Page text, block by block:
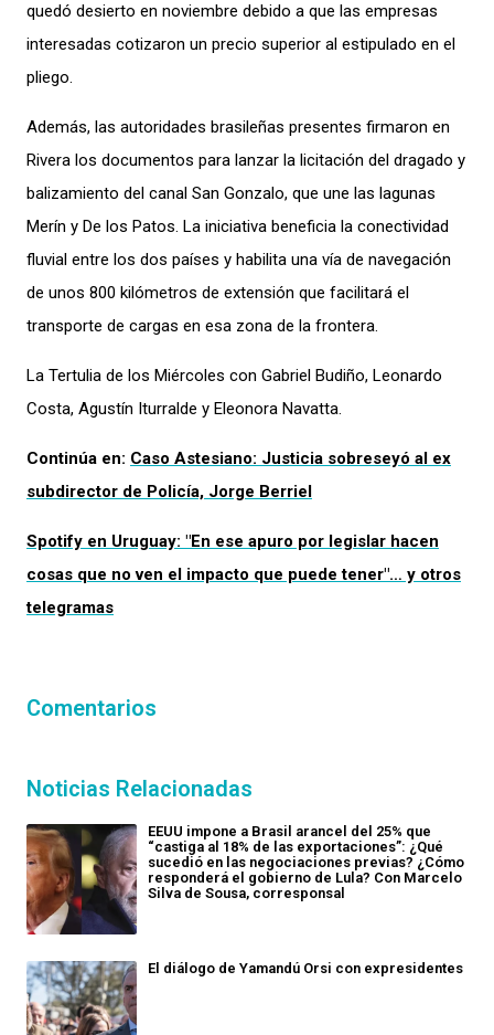
quedó desierto en noviembre debido a que las empresas
interesadas cotizaron un precio superior al estipulado en el
pliego.
Además, las autoridades brasileñas presentes firmaron en
Rivera los documentos para lanzar la licitación del dragado y
balizamiento del canal San Gonzalo, que une las lagunas
Merín y De los Patos. La iniciativa beneficia la conectividad
fluvial entre los dos países y habilita una vía de navegación
de unos 800 kilómetros de extensión que facilitará el
transporte de cargas en esa zona de la frontera.
La Tertulia de los Miércoles con Gabriel Budiño, Leonardo
Costa, Agustín Iturralde y Eleonora Navatta.
Continúa en: Caso Astesiano: Justicia sobreseyó al ex
subdirector de Policía, Jorge Berriel
Spotify en Uruguay: "En ese apuro por legislar hacen
cosas que no ven el impacto que puede tener"… y otros
telegramas
Comentarios
Noticias Relacionadas
EEUU impone a Brasil arancel del 25% que
“castiga al 18% de las exportaciones”: ¿Qué
sucedió en las negociaciones previas? ¿Cómo
responderá el gobierno de Lula? Con Marcelo
Silva de Sousa, corresponsal
El diálogo de Yamandú Orsi con expresidentes